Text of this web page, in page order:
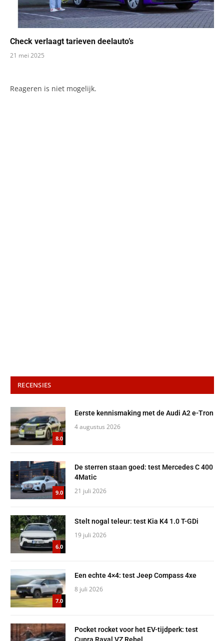
Check verlaagt tarieven deelauto’s
21 mei 2025
Reageren is niet mogelijk.
RECENSIES
8.0
Eerste kennismaking met de Audi A2 e-Tron
4 augustus 2026
9.0
De sterren staan goed: test Mercedes C 400
4Matic
21 juli 2026
6.0
Stelt nogal teleur: test Kia K4 1.0 T-GDi
19 juli 2026
7.0
Een echte 4×4: test Jeep Compass 4xe
8 juli 2026
Pocket rocket voor het EV-tijdperk: test
Cupra Raval VZ Rebel